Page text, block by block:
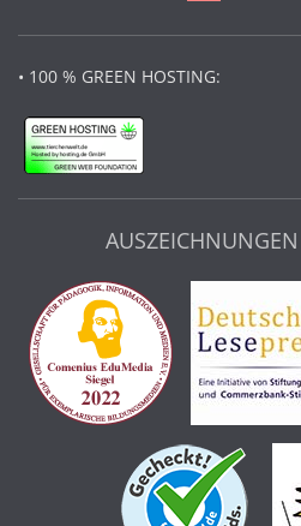
• 100 % GREEN HOSTING: